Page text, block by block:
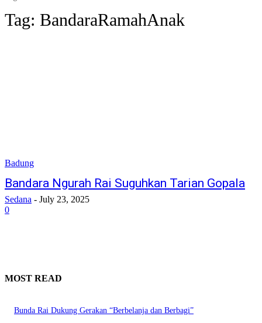
Tag: BandaraRamahAnak
Badung
Bandara Ngurah Rai Suguhkan Tarian Gopala
Sedana - July 23, 2025
0
MOST READ
Bunda Rai Dukung Gerakan “Berbelanja dan Berbagi”